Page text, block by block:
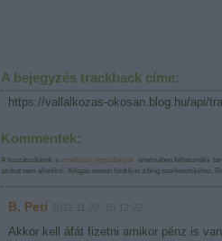
A bejegyzés trackback címe:
https://vallalkozas-okosan.blog.hu/api/
Kommentek:
A hozzászólások avonatkozó jogszabályokértelmében felhasználói
azokat nem ellenőrzi. Kifogás esetén forduljon a blog szerkesztőjéhez.
B. Peti
Akkor kell áfát fizetni amikor pénz is